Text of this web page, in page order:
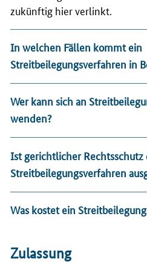
zukünftig hier verlinkt.
In welchen Fällen kommt ein
Streitbeilegungsverfahren in
Wer kann sich an
wenden?
Ist gerichtlicher Rechtsschutz
Streitbeilegungsverfahren
Was kostet ein
Zulassung